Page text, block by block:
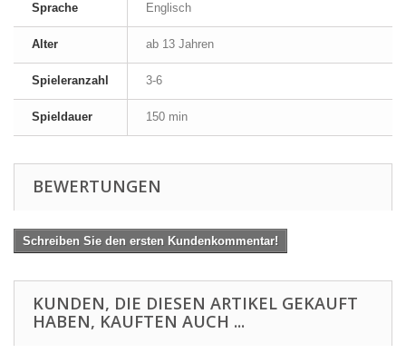
Sprache Englisch
Alter ab 13 Jahren
Spieleranzahl 3-6
Spieldauer 150 min
BEWERTUNGEN
Schreiben Sie den ersten Kundenkommentar!
KUNDEN, DIE DIESEN ARTIKEL GEKAUFT
HABEN, KAUFTEN AUCH ...